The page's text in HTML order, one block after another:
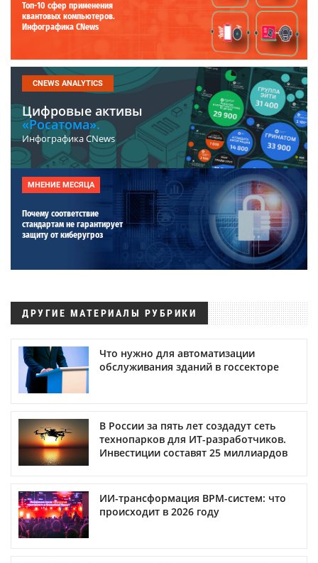
Топ-10 сфер применения
квантовых компьютеров.
Инфографика CNews
CNEWS ANALYTICS
Цифровые активы
«Росатома».
Инфографика CNews
МНЕНИЕ МЕСЯЦА
Почему соответствие
стандартам не гарантирует
защиту от киберугроз
ДРУГИЕ МАТЕРИАЛЫ РУБРИКИ
Что нужно для автоматизации
обслуживания зданий в госсекторе
В России за пять лет создадут сеть
технопарков для ИТ-разработчиков.
Инвестиции составят 25 миллиардов
ИИ-трансформация BPM-систем: что
происходит в 2026 году